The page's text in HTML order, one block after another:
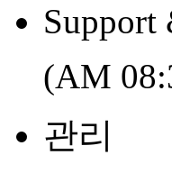
Support
(AM
관리